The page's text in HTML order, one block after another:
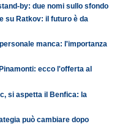
by: due nomi sullo sfondo
su Ratkov: il futuro è da
manca: l'importanza
ecco l'offerta al
si aspetta il Benfica: la
può cambiare dopo